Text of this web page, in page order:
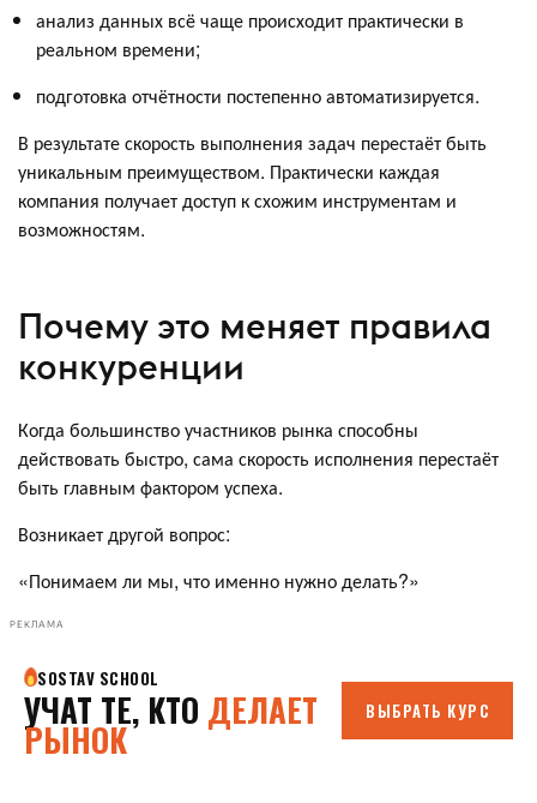
анализ данных всё чаще происходит практически в
реальном времени;
подготовка отчётности постепенно автоматизируется.
В результате скорость выполнения задач перестаёт быть
уникальным преимуществом. Практически каждая
компания получает доступ к схожим инструментам и
возможностям.
Почему это меняет правила
конкуренции
Когда большинство участников рынка способны
действовать быстро, сама скорость исполнения перестаёт
быть главным фактором успеха.
Возникает другой вопрос:
«Понимаем ли мы, что именно нужно делать?»
РЕКЛАМА